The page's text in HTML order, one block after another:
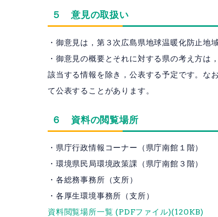
５ 意見の取扱い
・御意見は，第３次広島県地球温暖化防止
・御意見の概要とそれに対する県の考え方
該当する情報を除き，公表する予定です。な
て公表することがあります。
６ 資料の閲覧場所
・県庁行政情報コーナー（県庁南館１階）
・環境県民局環境政策課（県庁南館３階）
・各総務事務所（支所）
・各厚生環境事務所（支所）
資料閲覧場所一覧 (PDFファイル)(120KB)